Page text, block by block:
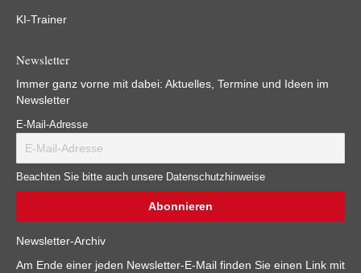
KI-Trainer
Newsletter
Immer ganz vorne mit dabei: Aktuelles, Termine und Ideen im
Newsletter
E-Mail-Adresse
Beachten Sie bitte auch unsere Datenschutzhinweise
Newsletter-Archiv
Am Ende einer jeden Newsletter-E-Mail finden Sie einen Link mit